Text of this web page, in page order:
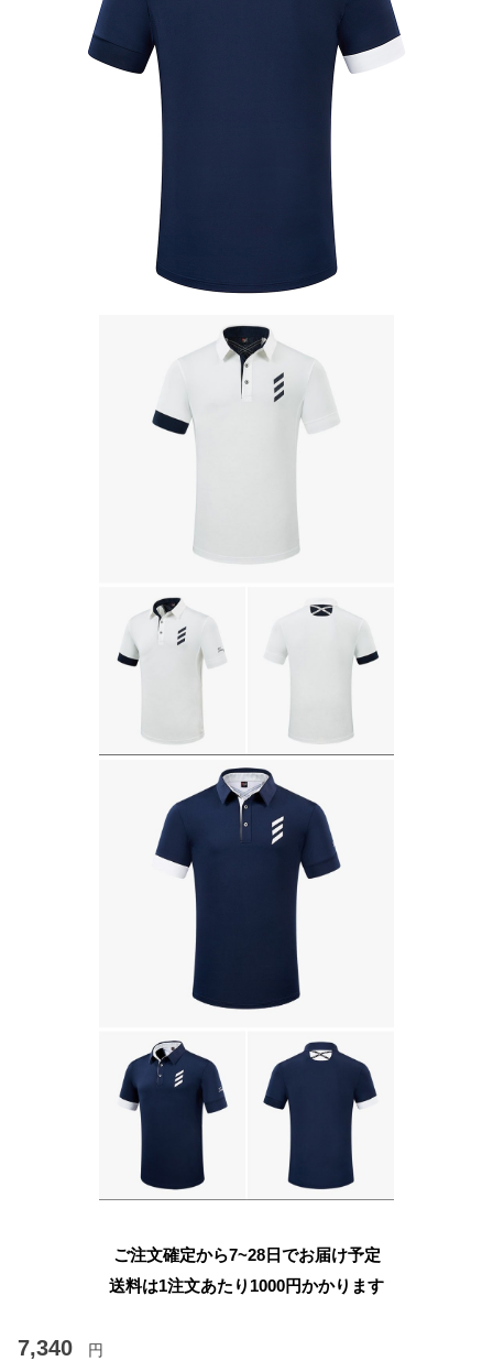
ご注文確定から7~28日でお届け予定
送料は1注文あたり 1000円かかります
7,340 円